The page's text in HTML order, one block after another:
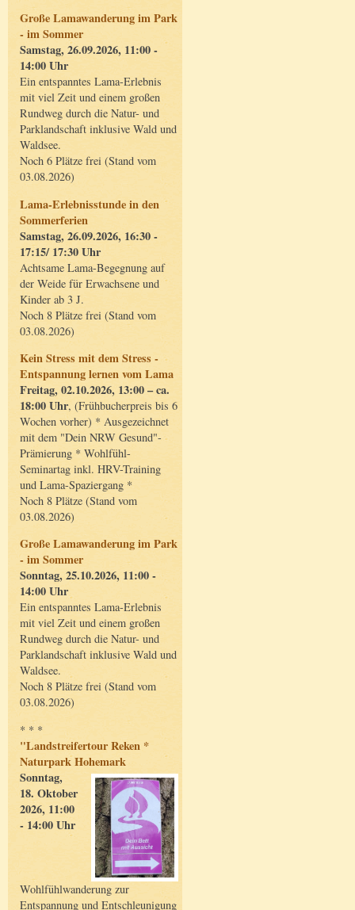
Große Lamawanderung im Park
- im Sommer
Samstag, 26.09.2026, 11:00 -
14:00 Uhr
Ein entspanntes Lama-Erlebnis
mit viel Zeit und einem großen
Rundweg durch die Natur- und
Parklandschaft inklusive Wald und
Waldsee.
Noch 6 Plätze frei (Stand vom
03.08.2026)
Lama-Erlebnisstunde in den
Sommerferien
Samstag, 26.09.2026, 16:30 -
17:15/ 17:30 Uhr
Achtsame Lama-Begegnung auf
der Weide für Erwachsene und
Kinder ab 3 J.
Noch 8 Plätze frei (Stand vom
03.08.2026)
Kein Stress mit dem Stress -
Entspannung lernen vom Lama
Freitag, 02.10.2026, 13:00 – ca.
18:00 Uhr, (Frühbucherpreis bis 6
Wochen vorher) * Ausgezeichnet
mit dem "Dein NRW Gesund"-
Prämierung * Wohlfühl-
Seminartag inkl. HRV-Training
und Lama-Spaziergang *
Noch 8 Plätze (Stand vom
03.08.2026)
Große Lamawanderung im Park
- im Sommer
Sonntag, 25.10.2026, 11:00 -
14:00 Uhr
Ein entspanntes Lama-Erlebnis
mit viel Zeit und einem großen
Rundweg durch die Natur- und
Parklandschaft inklusive Wald und
Waldsee.
Noch 8 Plätze frei (Stand vom
03.08.2026)
* * *
"Landstreifertour Reken *
Naturpark Hohemark
Sonntag,
18. Oktober
2026, 11:00
- 14:00 Uhr
Wohlfühlwanderung zur
Entspannung und Entschleunigung